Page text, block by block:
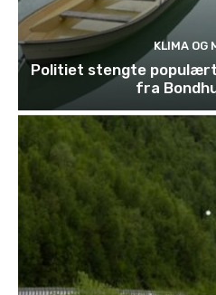
KLIMA OG
Politiet stengte
fra